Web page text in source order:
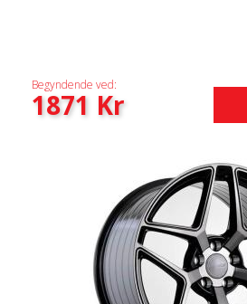
Begyndende ved:
1871 Kr